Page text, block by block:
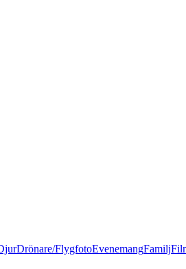
Drönare/FlygfotoEvenemangFamilj